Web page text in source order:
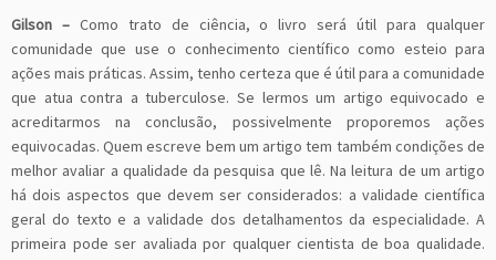
Gilson –Como trato de ciência, o livro será útil para qualquer
comunidade que use o conhecimento científico como esteio para
ações mais práticas. Assim, tenho certeza que é útil para a comunidade
que atua contra a tuberculose. Se lermos um artigo equivocado e
acreditarmos na conclusão, possivelmente proporemos ações
equivocadas. Quem escreve bem um artigo tem também condições de
melhor avaliar a qualidade da pesquisa que lê. Na leitura de um artigo
há dois aspectos que devem ser considerados: a validade científica
geral do texto e a validade dos detalhamentos da especialidade. A
primeira pode ser avaliada por qualquer cientista de boa qualidade.